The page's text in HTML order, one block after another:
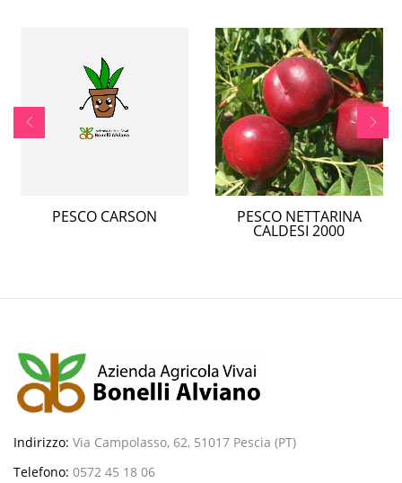
PESCO CARSON PESCO NETTARINA
CALDESI 2000
Indirizzo: Via Campolasso, 62, 51017 Pescia (PT)
Telefono: 0572 45 18 06